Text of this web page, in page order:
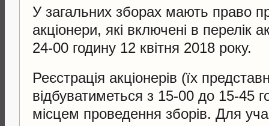
У загальних зборах мають право
акціонери, які включені в перелік
24-00 годину 12 квітня 2018 року.
Реєстрація акціонерів (їх
відбуватиметься з 15-00 до 15-45
місцем проведення зборів. Для